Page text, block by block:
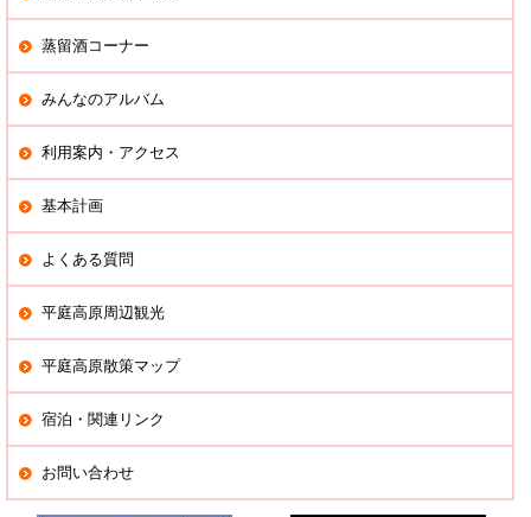
蒸留酒コーナー
みんなのアルバム
利用案内・アクセス
基本計画
よくある質問
平庭高原周辺観光
平庭高原散策マップ
宿泊・関連リンク
お問い合わせ